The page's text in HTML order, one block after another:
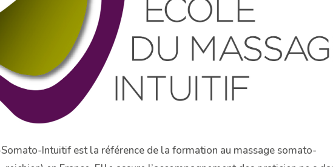
Somato-Intuitif est la référence de la formation au massage somato-